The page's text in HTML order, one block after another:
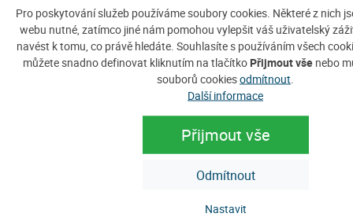
Pro poskytování služeb používáme soubory cookies. Některé z nich
webu nutné, zatímco jiné nám pomohou vylepšit váš uživatelský
navést k tomu, co právě hledáte. Souhlasíte s používáním všech
můžete snadno definovat kliknutím na tlačítko Přijmout vše nebo
souborů cookiesodmítnout
Další informace
Přijmout vše
Odmítnout
Nastavit
Malé ohlédnutí za tradiční poutí sv.
Antonína na Javorníku 2015